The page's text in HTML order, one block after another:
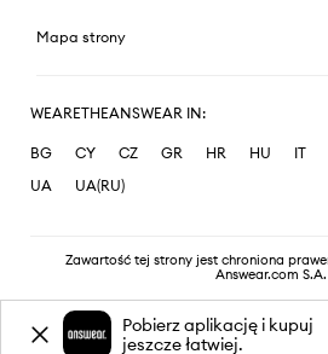
Mapa strony
WEARETHEANSWEAR IN:
BG CY CZ GR HR HU IT
UA
UA(RU)
Zawartość tej strony jest chroniona
Answear.com S.A.
Pobierz aplikację i kupuj
jeszcze łatwiej.